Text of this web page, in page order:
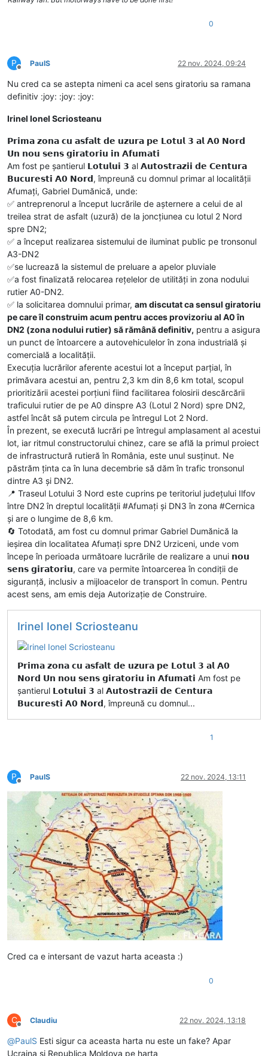
0
P
Deconectat
PaulS 22 nov. 2024, 09:24
Nu cred ca se astepta nimeni ca acel sens giratoriu sa ramana
definitiv :joy: :joy: :joy:
Irinel Ionel Scriosteanu
𝗣𝗿𝗶𝗺𝗮 𝘇𝗼𝗻𝗮 𝗰𝘂 𝗮𝘀𝗳𝗮𝗹𝘁 𝗱𝗲 𝘂𝘇𝘂𝗿𝗮 𝗽𝗲 𝗟𝗼𝘁𝘂𝗹 𝟯 𝗮𝗹 𝗔𝟬 𝗡𝗼𝗿𝗱
𝗨𝗻 𝗻𝗼𝘂 𝘀𝗲𝗻𝘀 𝗴𝗶𝗿𝗮𝘁𝗼𝗿𝗶𝘂 𝗶𝗻 𝗔𝗳𝘂𝗺𝗮𝘁𝗶
Am fost pe șantierul 𝗟𝗼𝘁𝘂𝗹𝘂𝗶 𝟯 al 𝗔𝘂𝘁𝗼𝘀𝘁𝗿𝗮𝘇𝗶𝗶 𝗱𝗲 𝗖𝗲𝗻𝘁𝘂𝗿𝗮
𝗕𝘂𝗰𝘂𝗿𝗲𝘀𝘁𝗶 𝗔𝟬 𝗡𝗼𝗿𝗱, împreună cu domnul primar al localității
Afumați, Gabriel Dumănică, unde:
✅️ antreprenorul a început lucrările de așternere a celui de al
treilea strat de asfalt (uzură) de la joncțiunea cu lotul 2 Nord
spre DN2;
✅️ a început realizarea sistemului de iluminat public pe tronsonul
A3-DN2
✅️se lucrează la sistemul de preluare a apelor pluviale
✅️a fost finalizată relocarea rețelelor de utilități in zona nodului
rutier A0-DN2.
✅️ la solicitarea domnului primar, am discutat ca sensul giratoriu
pe care îl construim acum pentru acces provizoriu al A0 în
DN2 (zona nodului rutier) să rămână definitiv, pentru a asigura
un punct de întoarcere a autovehiculelor în zona industrială și
comercială a localității.
Execuția lucrărilor aferente acestui lot a început parțial, în
primăvara acestui an, pentru 2,3 km din 8,6 km total, scopul
prioritizării acestei porțiuni fiind facilitarea folosirii descărcării
traficului rutier de pe A0 dinspre A3 (Lotul 2 Nord) spre DN2,
astfel încât să putem circula pe întregul Lot 2 Nord.
În prezent, se execută lucrări pe întregul amplasament al acestui
lot, iar ritmul constructorului chinez, care se află la primul proiect
de infrastructură rutieră în România, este unul susținut. Ne
păstrăm ținta ca în luna decembrie să dăm în trafic tronsonul
dintre A3 și DN2.
📍 Traseul Lotului 3 Nord este cuprins pe teritoriul județului Ilfov
între DN2 în dreptul localității #Afumați și DN3 în zona #Cernica
și are o lungime de 8,6 km.
🔄 Totodată, am fost cu domnul primar Gabriel Dumănică la
ieșirea din localitatea Afumați spre DN2 Urziceni, unde vom
începe în perioada următoare lucrările de realizare a unui 𝗻𝗼𝘂
𝘀𝗲𝗻𝘀 𝗴𝗶𝗿𝗮𝘁𝗼𝗿𝗶𝘂, care va permite întoarcerea în condiții de
siguranță, inclusiv a mijloacelor de transport în comun. Pentru
acest sens, am emis deja Autorizație de Construire.
Irinel Ionel Scriosteanu
𝗣𝗿𝗶𝗺𝗮 𝘇𝗼𝗻𝗮 𝗰𝘂 𝗮𝘀𝗳𝗮𝗹𝘁 𝗱𝗲 𝘂𝘇𝘂𝗿𝗮 𝗽𝗲 𝗟𝗼𝘁𝘂𝗹 𝟯 𝗮𝗹 𝗔𝟬
𝗡𝗼𝗿𝗱 𝗨𝗻 𝗻𝗼𝘂 𝘀𝗲𝗻𝘀 𝗴𝗶𝗿𝗮𝘁𝗼𝗿𝗶𝘂 𝗶𝗻 𝗔𝗳𝘂𝗺𝗮𝘁𝗶 Am fost pe
șantierul 𝗟𝗼𝘁𝘂𝗹𝘂𝗶 𝟯 al 𝗔𝘂𝘁𝗼𝘀𝘁𝗿𝗮𝘇𝗶𝗶 𝗱𝗲 𝗖𝗲𝗻𝘁𝘂𝗿𝗮
𝗕𝘂𝗰𝘂𝗿𝗲𝘀𝘁𝗶 𝗔𝟬 𝗡𝗼𝗿𝗱, împreună cu domnul...
1
P
Deconectat
PaulS 22 nov. 2024, 13:11
Cred ca e intersant de vazut harta aceasta :)
0
C
Deconectat
Claudiu 22 nov. 2024, 13:18
@PaulS Esti sigur ca aceasta harta nu este un fake? Apar
Ucraina si Republica Moldova pe harta